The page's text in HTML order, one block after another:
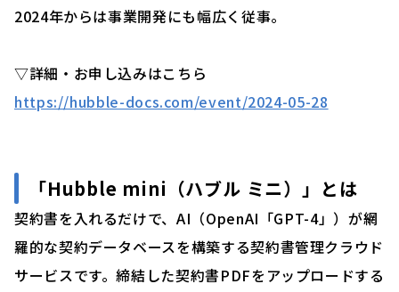
2024年からは事業開発にも幅広く従事。
▽詳細・お申し込みはこちら
https://hubble-docs.com/event/2024-05-28
「Hubble mini（ハブル ミニ）」とは
契約書を入れるだけで、AI（OpenAI「GPT-4」）が網
羅的な契約データベースを構築する契約書管理クラウド
サービスです。締結した契約書PDFをアップロードする